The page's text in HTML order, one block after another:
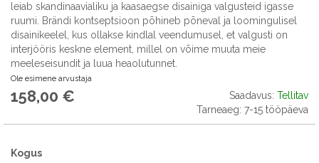
leiab skandinaavialiku ja kaasaegse disainiga valgusteid igasse
ruumi. Brändi kontseptsioon põhineb põneval ja loomingulisel
disainikeelel, kus ollakse kindlal veendumusel, et valgusti on
interjööris keskne element, millel on võime muuta meie
meeleseisundit ja luua heaolutunnet.
Ole esimene arvustaja
158,00 € Saadavus: Tellitav
Tarneaeg: 7-15 tööpäeva
Kogus